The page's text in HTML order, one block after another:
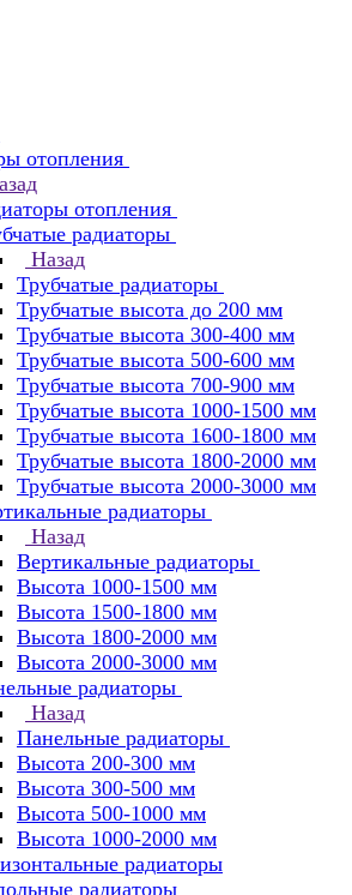
отопления
отопления
радиаторы
Назад
Трубчатые радиаторы
Трубчатые высота до 200 мм
Трубчатые высота 300-400 мм
Трубчатые высота 500-600 мм
Трубчатые высота 700-900 мм
Трубчатые высота 1000-1500 мм
Трубчатые высота 1600-1800 мм
Трубчатые высота 1800-2000 мм
Трубчатые высота 2000-3000 мм
радиаторы
Назад
Вертикальные радиаторы
Высота 1000-1500 мм
Высота 1500-1800 мм
Высота 1800-2000 мм
Высота 2000-3000 мм
радиаторы
Назад
Панельные радиаторы
Высота 200-300 мм
Высота 300-500 мм
Высота 500-1000 мм
Высота 1000-2000 мм
радиаторы
радиаторы